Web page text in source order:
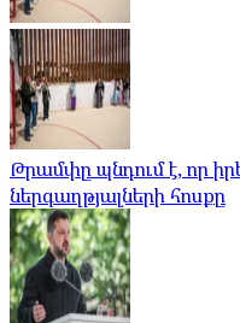
Թրամփը պնդում է, որ
ներգաղթյալների հոսքը